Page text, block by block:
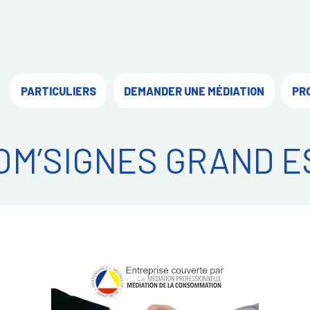
PARTICULIERS DEMANDER UNE MÉDIATION
GRAND